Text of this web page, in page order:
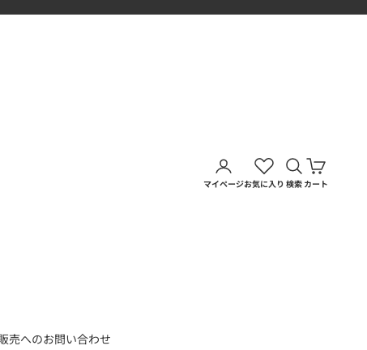
売へのお問い合わせ
アカウントページに移動す
マイページお気に入り
検索を開く
検索
カートを
カート